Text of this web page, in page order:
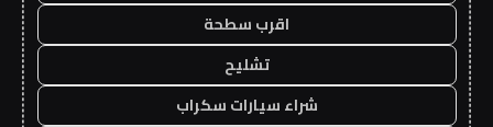
اقرب سطحة
تشليح
شراء سيارات سكراب